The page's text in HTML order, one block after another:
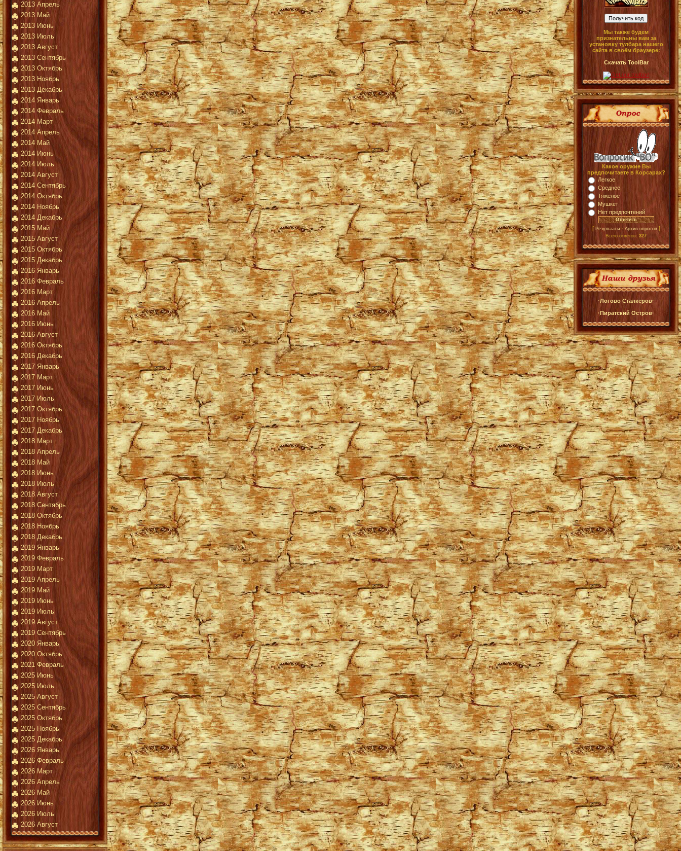
2013 Апрель
2013 Май
2013 Июнь
2013 Июль
2013 Август
2013 Сентябрь
2013 Октябрь
2013 Ноябрь
2013 Декабрь
2014 Январь
2014 Февраль
2014 Март
2014 Апрель
2014 Май
2014 Июнь
2014 Июль
2014 Август
2014 Сентябрь
2014 Октябрь
2014 Ноябрь
2014 Декабрь
2015 Май
2015 Август
2015 Октябрь
2015 Декабрь
2016 Январь
2016 Февраль
2016 Март
2016 Апрель
2016 Май
2016 Июнь
2016 Август
2016 Октябрь
2016 Декабрь
2017 Январь
2017 Март
2017 Июнь
2017 Июль
2017 Октябрь
2017 Ноябрь
2017 Декабрь
2018 Март
2018 Апрель
2018 Май
2018 Июнь
2018 Июль
2018 Август
2018 Сентябрь
2018 Октябрь
2018 Ноябрь
2018 Декабрь
2019 Январь
2019 Февраль
2019 Март
2019 Апрель
2019 Май
2019 Июнь
2019 Июль
2019 Август
2019 Сентябрь
2020 Январь
2020 Октябрь
2021 Февраль
2025 Июнь
2025 Июль
2025 Август
2025 Сентябрь
2025 Октябрь
2025 Ноябрь
2025 Декабрь
2026 Январь
2026 Февраль
2026 Март
2026 Апрель
2026 Май
2026 Июнь
2026 Июль
2026 Август
Мы также будем
признательны вам за
установку тулбара нашего
сайта в своём браузере:
Скачать ToolBar
Какое оружие Вы
предпочитаете в Корсарах?
Легкое
Среднее
Тяжелое
Мушкет
Нет предпочтений
[ Результаты· Архив опросов]
Всего ответов: 327
·Логово Сталкеров·
·Пиратский Остров·